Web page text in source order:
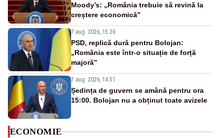
Moody’s: „România trebuie să revină la
creștere economică”
7 aug. 2026, 15:26
PSD, replică dură pentru Bolojan:
„România este într-o situație de forță
majoră”
7 aug. 2026, 14:51
Ședința de guvern se amână pentru ora
15:00. Bolojan nu a obținut toate avizele
ECONOMIE